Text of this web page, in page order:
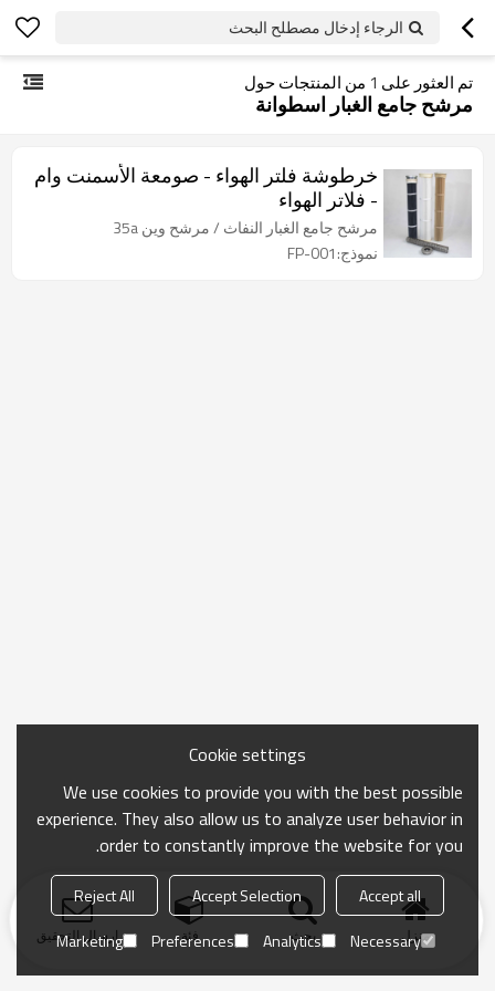
الرجاء إدخال مصطلح البحث
تم العثور على 1 من المنتجات حول
مرشح جامع الغبار اسطوانة
خرطوشة فلتر الهواء - صومعة الأسمنت وام
- فلاتر الهواء
مرشح جامع الغبار النفاث / مرشح وين 35a
نموذج:FP-001
منزل بحث فئة ارسال التحقيق
Cookie settings
We use cookies to provide you with the best possible
experience. They also allow us to analyze user behavior in
order to constantly improve the website for you.
Accept all
Accept Selection
Reject All
Necessary
Analytics
Preferences
Marketing